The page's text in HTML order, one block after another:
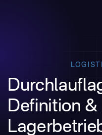
Definition &